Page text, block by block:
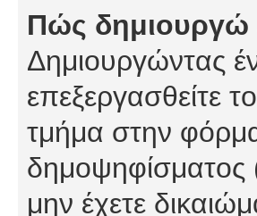
Πώς
Δημιουργώντας
επεξεργασθείτε
τμήμα στην
δημοψηφίσματος
μην έχετε